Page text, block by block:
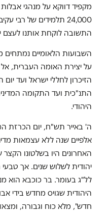
מקפיד דווקא על מנהגי
24,000 תלמידים של
התשובה לוקחת אותנו לעצם
השבועות הלאומיים נמתחים
על יצירת האומה העברית, אל
הזיכרון לחללי ישראל ועד
התנ"כית ועד התקומה
היהודי.
ה' באייר תש"ח, יום הכרזת
אלפיים שנה ללא עצמאות
האחרונים היו בשלטונו
יהודית לשלוש שנים. אך
לל"ג בעומר. בר כוכבא הוא
היהודית שגויס מחדש בידי
חדש", מלא כוח וגבורה,